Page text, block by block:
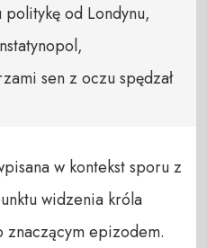
od Londynu,
sen z oczu spędzał
w kontekst sporu z
widzenia króla
znaczącym epizodem.